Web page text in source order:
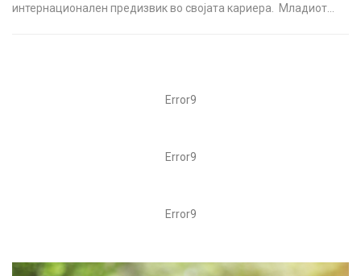
интернационален предизвик во својата кариера. Младиот…
Error9
Error9
Error9